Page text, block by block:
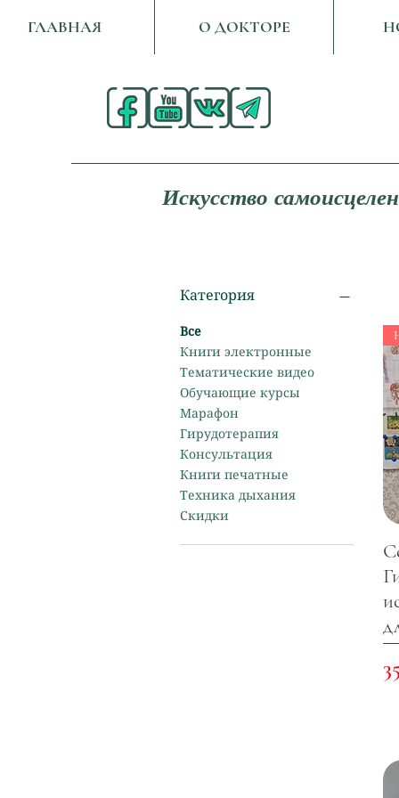
ГЛАВНАЯ О ДОКТОРЕ
Искусство
Категория
Все
Книги электронные
Тематические видео
Обучающие курсы
Марафон
Гирудотерапия
Консультация
Книги печатные
Техника дыхания
Скидки